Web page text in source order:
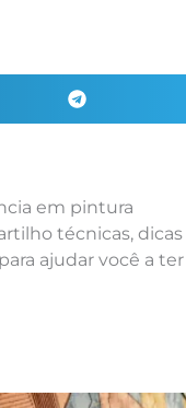
em pintura
técnicas, dicas
ajudar você a ter